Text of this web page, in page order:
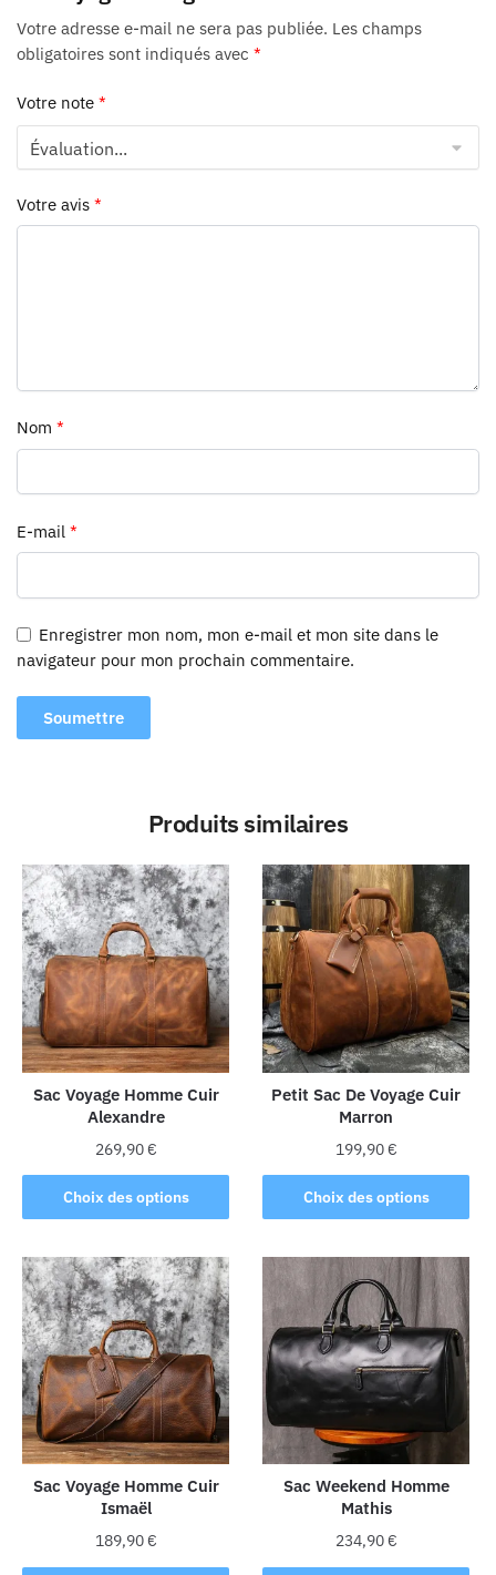
Votre adresse e-mail ne sera pas publiée. Les champs
obligatoires sont indiqués avec *
Votre note *
Votre avis *
Nom *
E-mail *
Enregistrer mon nom, mon e-mail et mon site dans le
navigateur pour mon prochain commentaire.
Produits similaires
Sac Voyage Homme Cuir
Alexandre
269,90€
Choix des options
Ce
produit
plusieurs
variations.
Les
options
peuvent
être
choisies
sur
la
page
du
produit
Petit Sac De Voyage Cuir
Marron
199,90€
Choix des options
Ce
produit
plusieurs
variations.
Les
options
peuvent
être
choisies
la
page
du
produit
Sac Voyage Homme Cuir
Ismaël
189,90€
Sac Weekend Homme
Mathis
234,90€